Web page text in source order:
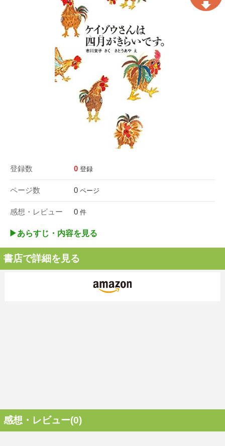
登録数 0 登録
ページ数 0 ページ
感想・レビュー 0 件
▶︎あらすじ・内容を見る
書店で詳細を見る
感想・レビュー(0)